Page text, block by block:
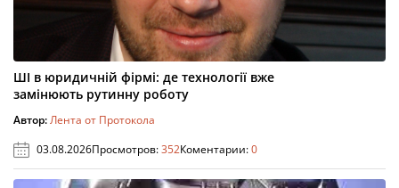
ШІ в юридичній фірмі: де технології вже
замінюють рутинну роботу
Автор:Лента от Протокола
03.08.2026Просмотров:352Коментарии:0